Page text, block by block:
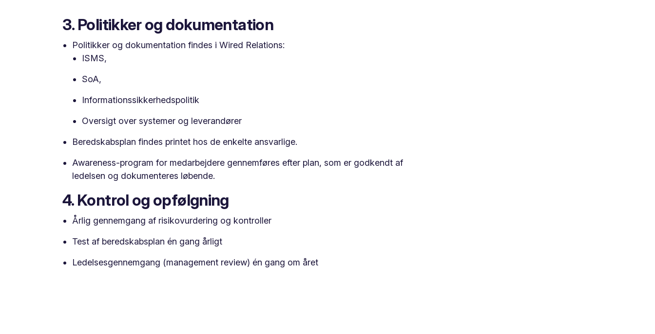
3. Politikker og dokumentation
Politikker og dokumentation findes i Wired Relations:
ISMS,
SoA,
Informationssikkerhedspolitik
Oversigt over systemer og leverandører
Beredskabsplan findes printet hos de enkelte ansvarlige.
Awareness-program for medarbejdere gennemføres efter plan, som er godkendt af
ledelsen og dokumenteres løbende.
4. Kontrol og opfølgning
Årlig gennemgang af risikovurdering og kontroller
Test af beredskabsplan én gang årligt
Ledelsesgennemgang (management review) én gang om året